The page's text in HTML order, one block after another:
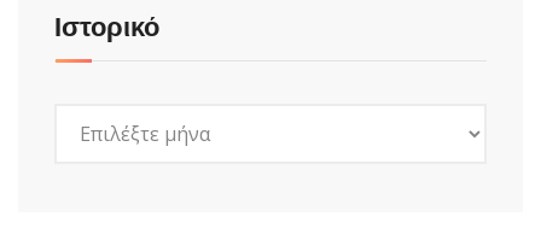
Ιστορικό